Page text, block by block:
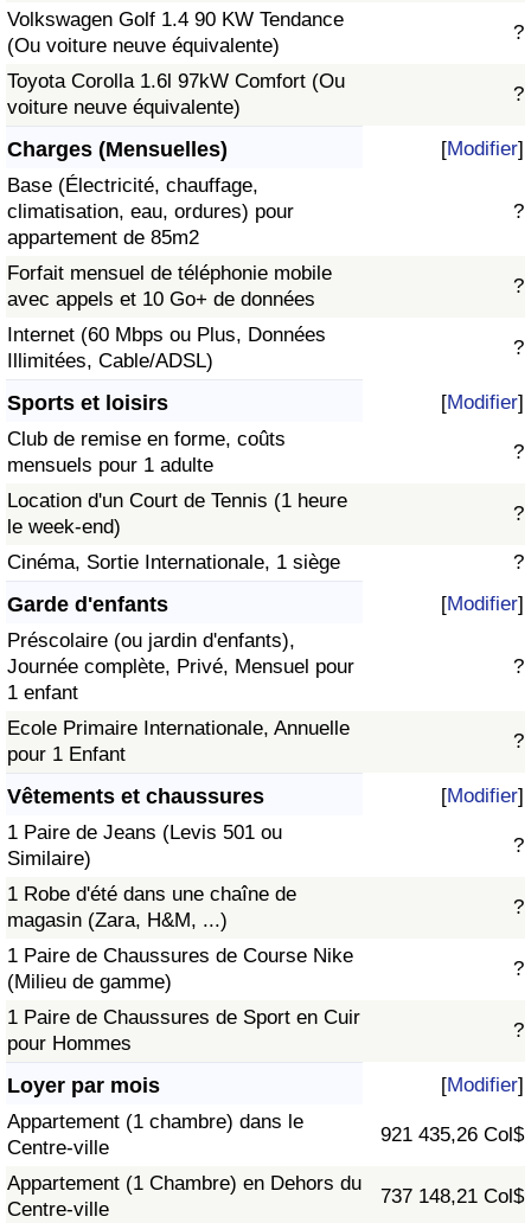
Volkswagen Golf 1.4 90 KW Tendance
(Ou voiture neuve équivalente)
?
Toyota Corolla 1.6l 97kW Comfort (Ou
voiture neuve équivalente)
?
Charges (Mensuelles) [Modifier]
Base (Électricité, chauffage,
climatisation, eau, ordures) pour
appartement de 85m2
?
Forfait mensuel de téléphonie mobile
avec appels et 10 Go+ de données
?
Internet (60 Mbps ou Plus, Données
Illimitées, Cable/ADSL)
?
Sports et loisirs [Modifier]
Club de remise en forme, coûts
mensuels pour 1 adulte
?
Location d'un Court de Tennis (1 heure
le week-end)
?
Cinéma, Sortie Internationale, 1 siège ?
Garde d'enfants [Modifier]
Préscolaire (ou jardin d'enfants),
Journée complète, Privé, Mensuel pour
1 enfant
?
Ecole Primaire Internationale, Annuelle
pour 1 Enfant
?
Vêtements et chaussures [Modifier]
1 Paire de Jeans (Levis 501 ou
Similaire)
?
1 Robe d'été dans une chaîne de
magasin (Zara, H&M, ...)
?
1 Paire de Chaussures de Course Nike
(Milieu de gamme)
?
1 Paire de Chaussures de Sport en Cuir
pour Hommes
?
Loyer par mois [Modifier]
Appartement (1 chambre) dans le
Centre-ville
921 435,26 Col$
Appartement (1 Chambre) en Dehors du
Centre-ville
737 148,21 Col$